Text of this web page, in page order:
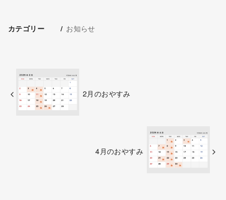
カテゴリー お知らせ
2月のおやすみ
4月のおやすみ